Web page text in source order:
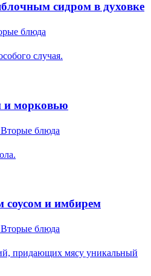
сидром в духовке
блюда
случая.
и морковью
блюда
и имбирем
блюда
придающих мясу уникальный